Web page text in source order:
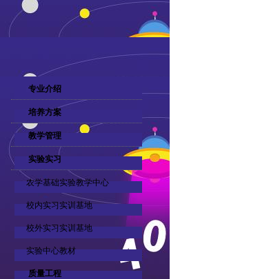
专业介绍
培养方案
教学管理
实验实习
农学基础实验教学中心
校内实习实训基地
校外实习实训基地
实验中心教材
质量工程